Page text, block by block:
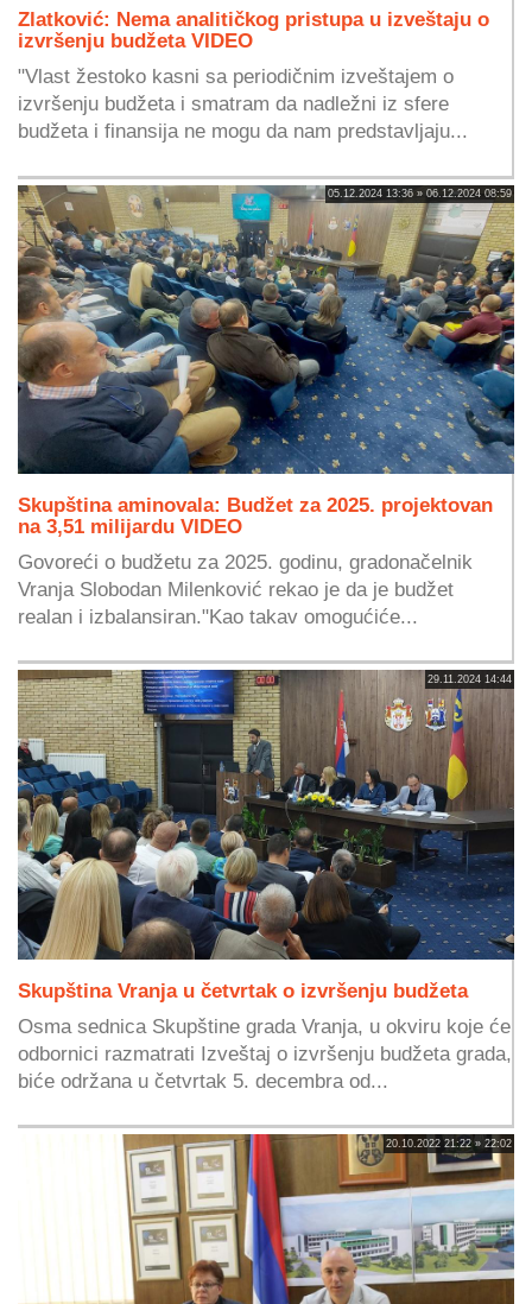
Zlatković: Nema analitičkog pristupa u izveštaju o
izvršenju budžeta VIDEO
"Vlast žestoko kasni sa periodičnim izveštajem o
izvršenju budžeta i smatram da nadležni iz sfere
budžeta i finansija ne mogu da nam predstavljaju...
05.12.2024 13:36 » 06.12.2024 08:59
Skupština aminovala: Budžet za 2025. projektovan
na 3,51 milijardu VIDEO
Govoreći o budžetu za 2025. godinu, gradonačelnik
Vranja Slobodan Milenković rekao je da je budžet
realan i izbalansiran."Kao takav omogućiće...
29.11.2024 14:44
Skupština Vranja u četvrtak o izvršenju budžeta
Osma sednica Skupštine grada Vranja, u okviru koje će
odbornici razmatrati Izveštaj o izvršenju budžeta grada,
biće održana u četvrtak 5. decembra od...
20.10.2022 21:22 » 22:02